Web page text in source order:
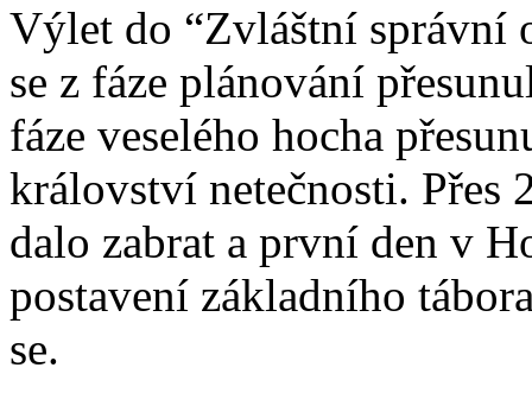
Výlet do “Zvláštní správní
se z fáze plánování
fáze veselého hocha
království netečnosti. Přes
dalo zabrat a první den v
postavení základního
se.